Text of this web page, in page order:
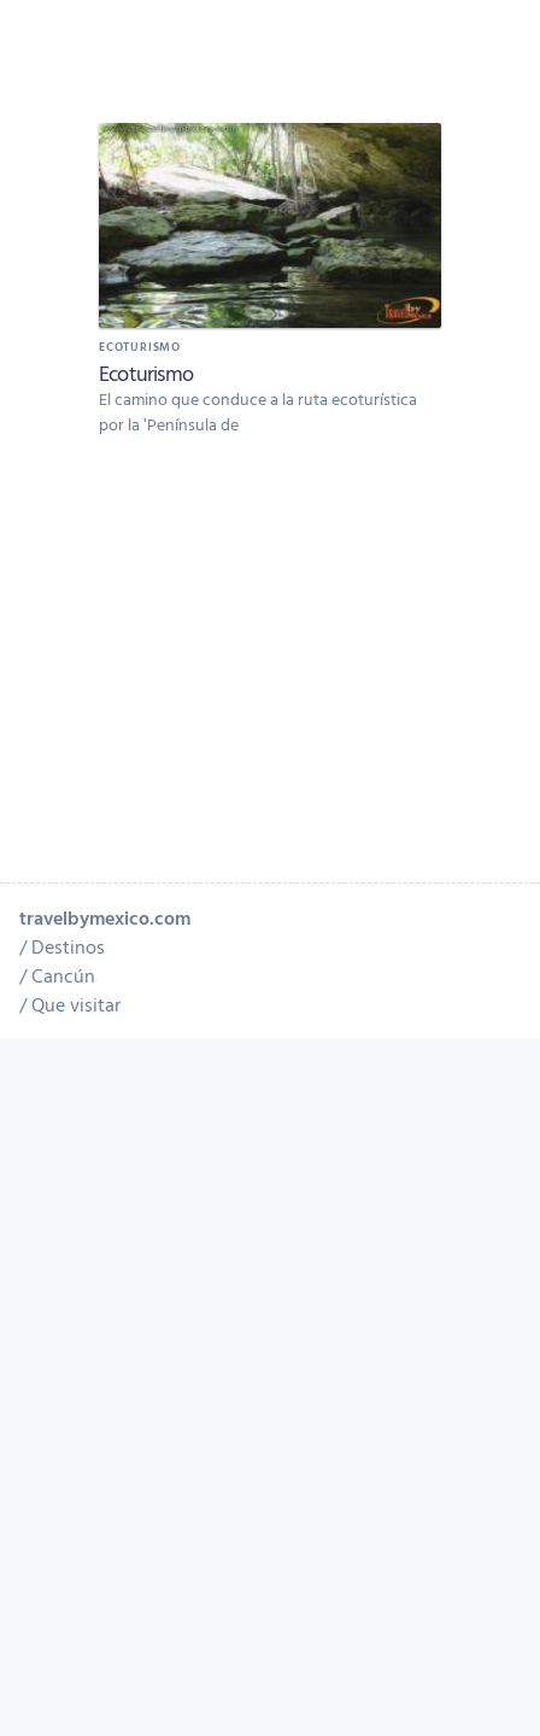
ECOTURISMO
Ecoturismo
El camino que conduce a la ruta ecoturística
por la 'Península de
travelbymexico.com
Destinos
Cancún
Que visitar